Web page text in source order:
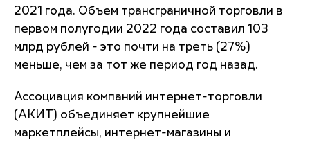
2021 года. Объем трансграничной торговли в
первом полугодии 2022 года составил 103
млрд рублей - это почти на треть (27%)
меньше, чем за тот же период год назад.
Ассоциация компаний интернет-торговли
(АКИТ) объединяет крупнейшие
маркетплейсы, интернет-магазины и